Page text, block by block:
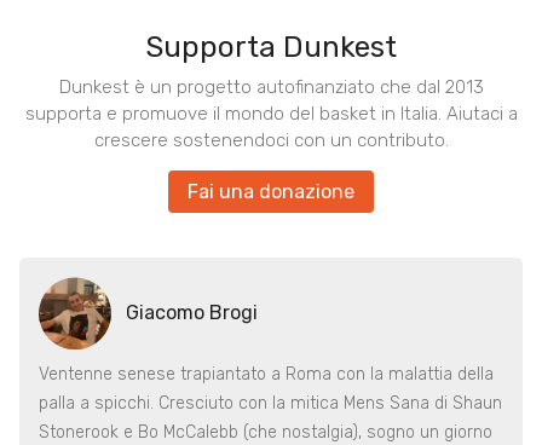
Supporta Dunkest
Dunkest è un progetto autofinanziato che dal 2013
supporta e promuove il mondo del basket in Italia. Aiutaci a
crescere sostenendoci con un contributo.
Fai una donazione
Giacomo Brogi
Ventenne senese trapiantato a Roma con la malattia della
palla a spicchi. Cresciuto con la mitica Mens Sana di Shaun
Stonerook e Bo McCalebb (che nostalgia), sogno un giorno